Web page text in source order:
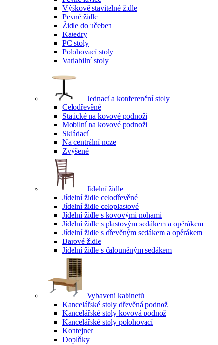
Výškově stavitelné židle
Pevné židle
Židle do učeben
Katedry
PC stoly
Polohovací stoly
Variabilní stoly
Jednací a konferenční stoly
Celodřevěné
Statické na kovové podnoži
Mobilní na kovové podnoži
Skládací
Na centrální noze
Zvýšené
Jídelní židle
Jídelní židle celodřevěné
Jídelní židle celoplastové
Jídelní židle s kovovými nohami
Jídelní židle s plastovým sedákem a opěrákem
Jídelní židle s dřevěným sedákem a opěrákem
Barové židle
Jídelní židle s čalouněným sedákem
Vybavení kabinetů
Kancelářské stoly dřevěná podnož
Kancelářské stoly kovová podnož
Kancelářské stoly polohovací
Kontejner
Doplňky